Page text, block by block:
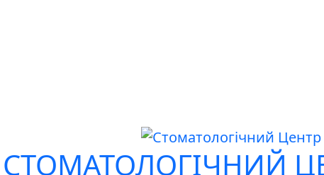
СТОМАТОЛОГІЧНИЙ